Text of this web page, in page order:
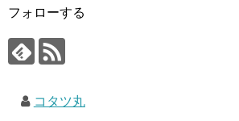
フォローする
コタツ丸